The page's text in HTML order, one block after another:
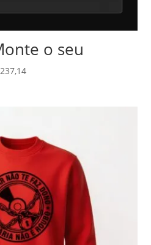
o seu
278,99.
237,14O
R$ 237,14.